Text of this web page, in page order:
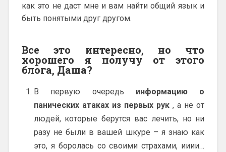
как это не даст мне и вам найти общий язык и
быть понятыми друг другом.
Все это интересно, но что
хорошего я получу от этого
блога, Даша?
В первую очередь информацию о
панических атаках из первых рук , а не от
людей, которые берутся вас лечить, но ни
разу не были в вашей шкуре – я знаю как
это, я боролась со своими страхами, ииии…